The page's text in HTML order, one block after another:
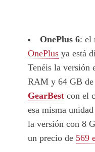
OnePlus 6: el
OnePlus ya está
Tenéis la versión
RAM y 64 GB de
GearBest con el
esa misma unidad
la versión con 8
un precio de 569